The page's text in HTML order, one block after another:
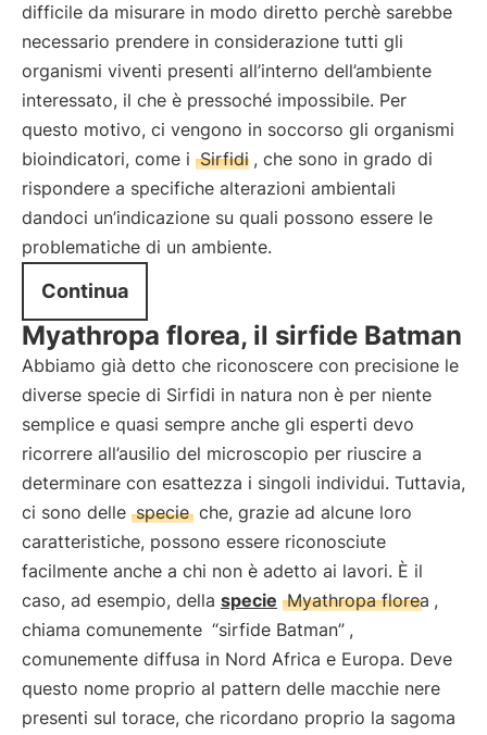
difficile da misurare in modo diretto perchè sarebbe
necessario prendere in considerazione tutti gli
organismi viventi presenti all’interno dell’ambiente
interessato, il che è pressoché impossibile. Per
questo motivo, ci vengono in soccorso gli organismi
bioindicatori, come i Sirfidi , che sono in grado di
rispondere a specifiche alterazioni ambientali
dandoci un’indicazione su quali possono essere le
problematiche di un ambiente.
Continua
Myathropa florea, il sirfide Batman
Abbiamo già detto che riconoscere con precisione le
diverse specie di Sirfidi in natura non è per niente
semplice e quasi sempre anche gli esperti devo
ricorrere all’ausilio del microscopio per riuscire a
determinare con esattezza i singoli individui. Tuttavia,
ci sono delle specie che, grazie ad alcune loro
caratteristiche, possono essere riconosciute
facilmente anche a chi non è adetto ai lavori. È il
caso, ad esempio, della specie Myathropa florea ,
chiama comunemente “sirfide Batman” ,
comunemente diffusa in Nord Africa e Europa. Deve
questo nome proprio al pattern delle macchie nere
presenti sul torace, che ricordano proprio la sagoma